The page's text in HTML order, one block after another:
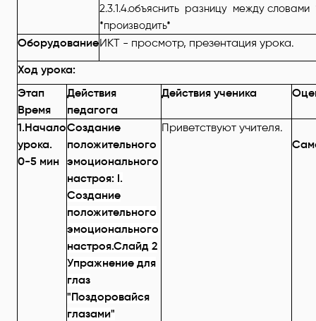
2.3.1.4.объяснить разницу между словами
*производить*
ОборудованиеИКТ - просмотр, презентация урока.
Ход урока:
Этап
Время
Действия
педагога
Действия ученика
1.Начало
урока.
0-5 мин
Создание
положительного
эмоционального
настроя: I.
Создание
положительного
эмоционального
настроя.Слайд 2
Упражнение для
глаз
"Поздоровайся
глазами"
Приветствуют учителя.